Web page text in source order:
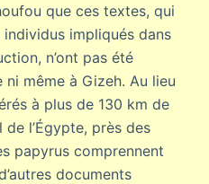
que ces textes, qui
impliqués dans
n’ont pas été
même à Gizeh. Au lieu
à plus de 130 km de
l’Égypte, près des
papyrus comprennent
documents